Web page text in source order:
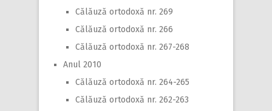
Călăuză ortodoxă nr. 269
Călăuză ortodoxă nr. 266
Călăuză ortodoxă nr. 267-268
Anul 2010
Călăuză ortodoxă nr. 264-265
Călăuză ortodoxă nr. 262-263